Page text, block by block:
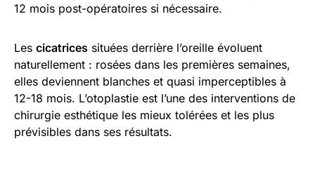
12 mois post-opératoires si nécessaire.
Les cicatrices situées derrière l’oreille évoluent
naturellement : rosées dans les premières semaines,
elles deviennent blanches et quasi imperceptibles à
12-18 mois. L’otoplastie est l’une des interventions de
chirurgie esthétique les mieux tolérées et les plus
prévisibles dans ses résultats.